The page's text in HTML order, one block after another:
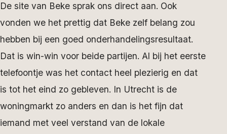
De site van Beke sprak ons direct aan. Ook
vonden we het prettig dat Beke zelf belang zou
hebben bij een goed onderhandelingsresultaat.
Dat is win-win voor beide partijen. Al bij het eerste
telefoontje was het contact heel plezierig en dat
is tot het eind zo gebleven. In Utrecht is de
woningmarkt zo anders en dan is het fijn dat
iemand met veel verstand van de lokale